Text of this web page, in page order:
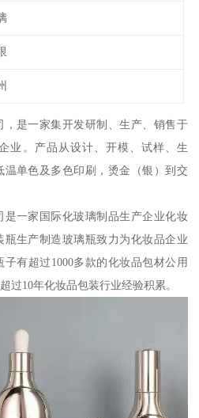
，是一家集开发研制、生产、销售于
业。产品从设计、开模、试样、生
单色及多色印刷，烫金（银）到交
是一家国际化玻璃制品生产企业化妆
生产制造玻璃瓶致力为化妆品企业
有超过1000多款的化妆品包材公用
过10年化妆品包装行业经验积累。